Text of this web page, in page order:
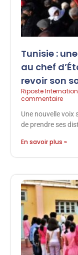
Tunisie :
au chef
revoir son
Riposte
commentaire
Une nouvelle voix
de prendre ses
En savoir plus »